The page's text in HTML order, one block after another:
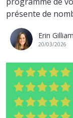
présente de
Erin
20/03/2026